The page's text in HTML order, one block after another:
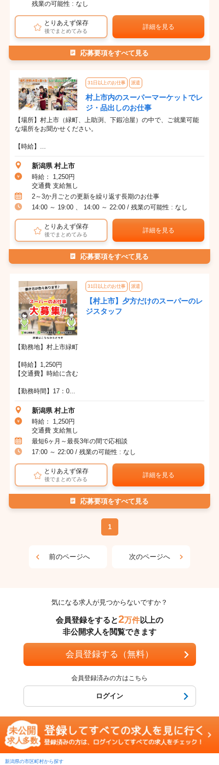
残業の可能性 : なし
とりあえず保存
後でまとめてみる
詳細を見る
応募要項をすべて見る
31日以上のお仕事 派遣
村上市内のスーパーマーケットでレ
ジ・品出しのお仕事
【場所】村上市（緑町、上助渕、下鍜冶屋）の中で、ご就業可能
な場所をお聞かせください。
【時給】...
新潟県 村上市
時給： 1,250円
交通費 支給無し
2～3か月ごとの更新を繰り返す長期のお仕事
14:00 ～ 19:00 、 14:00 ～ 22:00 / 残業の可能性 : なし
とりあえず保存
後でまとめてみる
詳細を見る
応募要項をすべて見る
31日以上のお仕事 派遣
【村上市】夕方だけのスーパーのレ
ジスタッフ
【勤務地】村上市緑町
【時給】1,250円
【交通費】時給に含む
【勤務時間】17：0...
新潟県 村上市
時給： 1,250円
交通費 支給無し
最短6ヶ月～最長3年の間で応相談
17:00 ～ 22:00 / 残業の可能性 : なし
とりあえず保存
後でまとめてみる
詳細を見る
応募要項をすべて見る
1
前のページへ 次のページへ
気になる求人が見つからないですか？
会員登録をすると2万件以上の
非公開求人を閲覧できます
会員登録する（無料）
会員登録済みの方はこちら
ログイン
新潟県の市区町村から探す